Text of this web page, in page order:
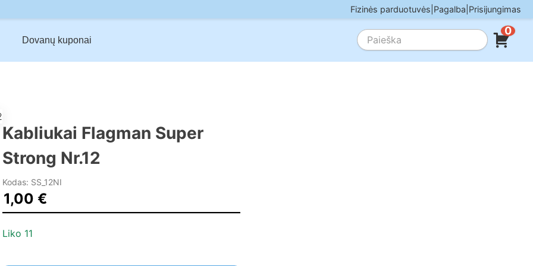
Fizinės parduotuvės Pagalba Prisijungimas
Dovanų kuponai
0
Kabliukai Flagman Super
Strong Nr.12
Kodas: SS_12NI
1,00 €
Liko 11